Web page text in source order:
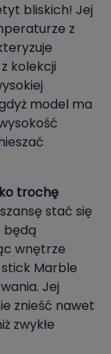
bliskich! Jej
z
kolekcji
model ma
trochę
stać się
będą
wnętrze
Marble
Jej
znieść nawet
zwykłe